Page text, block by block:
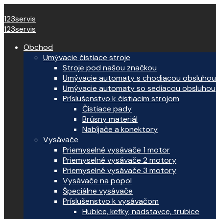
123servis
123servis
Obchod
Umývacie čistiace stroje
Stroje pod našou značkou
Umývacie automaty s chodiacou obsluhou
Umývacie automaty so sediacou obsluhou
Príslušenstvo k čistiacim strojom
Čistiace pady
Brúsny materiál
Nabíjače a konektory
Vysávače
Priemyselné vysávače 1 motor
Priemyselné vysávače 2 motory
Priemyselné vysávače 3 motory
Vysávače na popol
Špeciálne vysávače
Príslušenstvo k vysávačom
Hubice, kefky, nadstavce, trubice